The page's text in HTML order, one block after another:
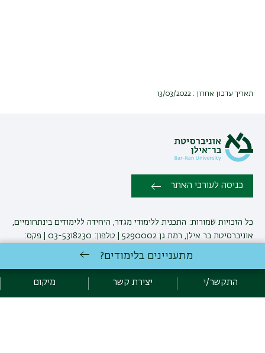
תאריך עדכון אחרון : 13/03/2022
כניסה לעורכי האתר
כל הזכויות שמורות: התכנית ללימודי מגדר, היחידה ללימודים בינתחומיים,
אוניברסיטת בר אילן, רמת גן 5290002 | טלפון: 03-5318230 | פקס:
פיתוח:אגף תקשוב, אוניברסיטת בר-אילן
הצהרת נגישות
מדיניות פרטיות
מתעניינים בלימודים?
התקשר/י יצירת קשר מיקום